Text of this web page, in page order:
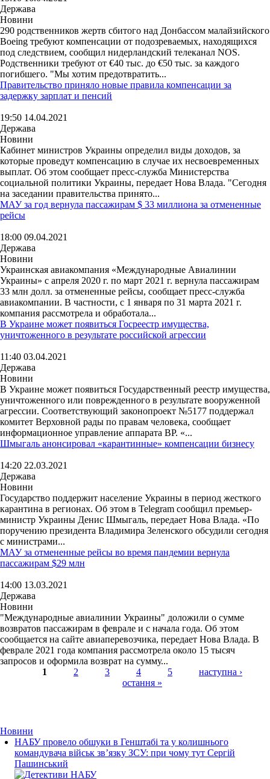
Держава
Новини
290 родственников жертв сбитого над Донбассом малайзийского
Boeing требуют компенсации от подозреваемых, находящихся
под следствием, сообщил нидерландский телеканал NOS.
Родственники требуют от €40 тыс. до €50 тыс. за каждого
погибшего. "Мы хотим предотвратить...
Правительство приняло новые правила компенсации за
задержку зарплат и пенсий
19:50 14.04.2021
Держава
Новини
Кабинет министров Украины определил виды доходов, за
которые проведут компенсацию в случае их несвоевременных
выплат. Об этом сообщает пресс-служба Министерства
социальной политики Украины, передает Нова Влада. "Сегодня
на заседании правительства принято...
МАУ за год вернула пассажирам $ 33 миллиона за отмененные
рейсы
18:00 09.04.2021
Держава
Новини
Украинская авиакомпания «Международные Авиалинии
Украины» с апреля 2020 г. по март 2021 г. вернула пассажирам
33 млн долл. за отмененные рейсы, сообщает пресс-служба
авиакомпании. В частности, с 1 января по 31 марта 2021 г.
компания рассмотрела и обработала...
В Украине может появиться Госреестр имущества,
уничтоженного в результате российской агрессии
11:40 03.04.2021
Держава
Новини
В Украине может появиться Государственный реестр имущества,
уничтоженного или поврежденного в результате вооруженной
агрессии. Соответствующий законопроект №5177 поддержал
комитет Верховной рады по правам человека, сообщает
информационное управление аппарата ВР. «...
Шмыгаль анонсировал «карантинные» компенсации бизнесу
14:20 22.03.2021
Держава
Новини
Государство поддержит население Украины в период жесткого
карантина в регионах. Об этом в Telegram сообщил премьер-
министр Украины Денис Шмыгаль, передает Нова Влада. «По
поручению президента Владимира Зеленского обсудили сегодня
с министрами...
МАУ за отмененные рейсы во время пандемии вернула
пассажирам $29 млн
14:00 13.03.2021
Держава
Новини
"Международные авиалинии Украины" доложили о сумме
возвратов пассажирам в феврале и с начала года. Об этом
сообщается на сайте авиаперевозчика, передает Нова Влада. В
феврале 2021 года компания рассмотрела около 15 тысяч
запросов и оформила возврат на сумму...
1 2 3 4 5
наступна ›
остання »
Новини
НАБУ провело обшуки в Генштабі та у колишнього
командувача військ зв’язку ЗСУ: при чому тут Сергій
Пашинський